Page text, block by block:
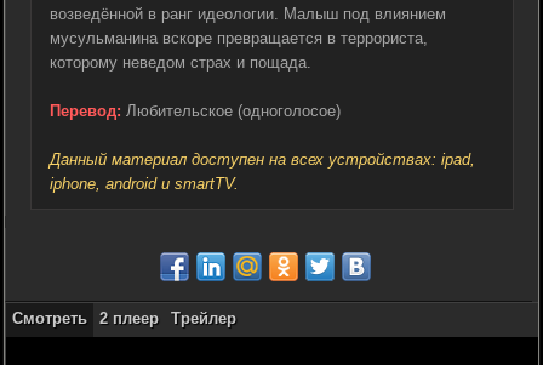
возведённой в ранг идеологии. Малыш под влиянием
мусульманина вскоре превращается в террориста,
которому неведом страх и пощада.
Перевод: Любительское (одноголосое)
Данный материал доступен на всех устройствах: ipad,
iphone, android и smartTV.
Смотреть 2 плеер Трейлер